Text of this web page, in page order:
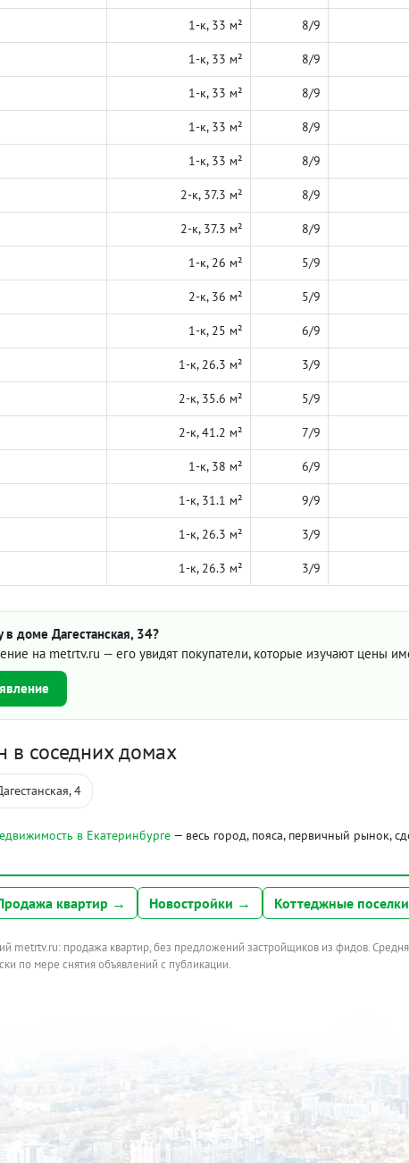
1-к, 33 м² 8/9
1-к, 33 м² 8/9
1-к, 33 м² 8/9
1-к, 33 м² 8/9
1-к, 33 м² 8/9
2-к, 37.3 м² 8/9
2-к, 37.3 м² 8/9
1-к, 26 м² 5/9
2-к, 36 м² 5/9
1-к, 25 м² 6/9
1-к, 26.3 м² 3/9
2-к, 35.6 м² 5/9
2-к, 41.2 м² 7/9
1-к, 38 м² 6/9
1-к, 31.1 м² 9/9
1-к, 26.3 м² 3/9
1-к, 26.3 м² 3/9
в доме Дагестанская, 34?
на metrtv.ru — его увидят покупатели, которые изучают цены
в соседних домах
4
в Екатеринбурге — весь город, пояса, первичный рынок,
квартир → Новостройки → Коттеджные
metrtv.ru: продажа квартир, без предложений застройщиков из фидов.
по мере снятия объявлений с публикации.